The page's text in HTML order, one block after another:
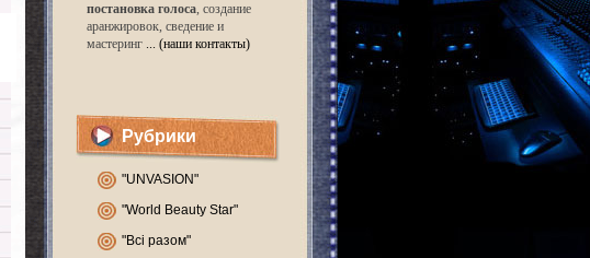
постановка голоса, создание
аранжировок, сведение и
мастеринг ... (наши контакты)
Рубрики
"UNVASION"
"World Beauty Star"
"Всі разом"